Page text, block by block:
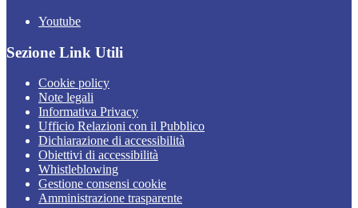
Youtube
Sezione Link Utili
Cookie policy
Note legali
Informativa Privacy
Ufficio Relazioni con il Pubblico
Dichiarazione di accessibilità
Obiettivi di accessibilità
Whistleblowing
Gestione consensi cookie
Amministrazione trasparente